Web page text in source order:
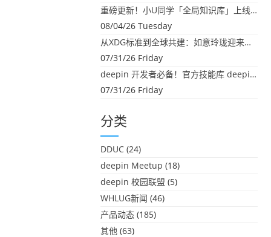
重磅更新！小U同学「全局知识库」上线：你的本地文件，终于"活"起来了
08/04/26 Tuesday
从XDG标准到全球共建：如意玲珑迎来首个海外开源贡献
07/31/26 Friday
deepin 开发者必备！官方技能库 deepin-skills 正式开源
07/31/26 Friday
分类
DDUC (24)
deepin Meetup (18)
deepin 校园联盟 (5)
WHLUG新闻 (46)
产品动态 (185)
其他 (63)